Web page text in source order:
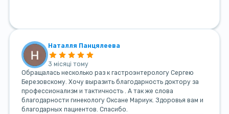
Наталля Панцялеева
3 місяці тому
Обращалась несколько раз к гастроэнтерологу Сергею
Березовскому. Хочу выразить благодарность доктору за
профессионализм и тактичность . А так же слова
благодарности гинекологу Оксане Мариук. Здоровья вам и
благодарных пациентов. Спасибо.